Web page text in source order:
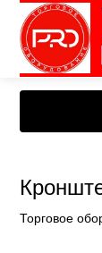
Торговое